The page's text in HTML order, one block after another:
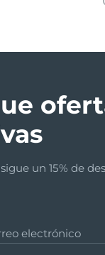
un 15% de
electrónico